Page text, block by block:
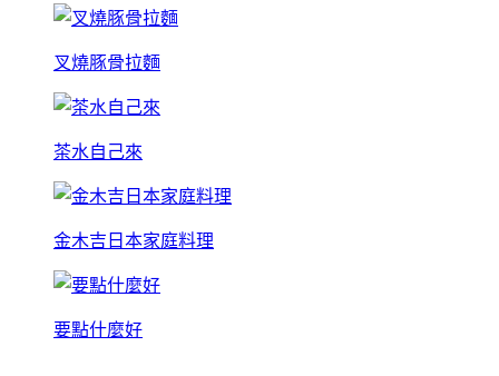
叉燒豚骨拉麵
茶水自己來
金木吉日本家庭料理
要點什麼好